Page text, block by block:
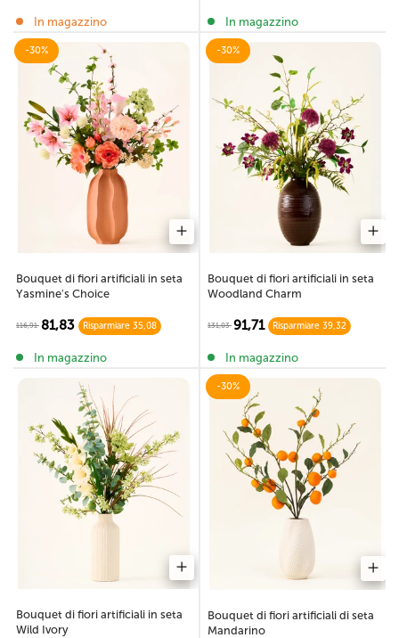
In magazzino In magazzino
-30%
Bouquet di fiori artificiali in seta
Yasmine's Choice
116,91 81,83 Risparmiare 35,08
In magazzino
-30%
Bouquet di fiori artificiali in seta
Woodland Charm
131,03 91,71 Risparmiare 39,32
In magazzino
Bouquet di fiori artificiali in seta
Wild Ivory
-30%
Bouquet di fiori artificiali di seta
Mandarino